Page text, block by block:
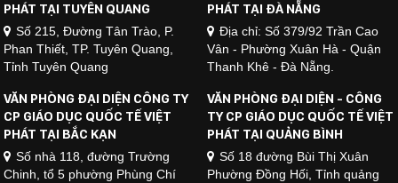
PHÁT TẠI TUYÊN QUANG
Số 215, Đường Tân Trào, P.
Phan Thiết, TP. Tuyên Quang,
Tỉnh Tuyên Quang
PHÁT TẠI ĐÀ NẴNG
Địa chỉ: Số 379/92 Trần Cao
Vân - Phường Xuân Hà - Quận
Thanh Khê - Đà Nẵng.
VĂN PHÒNG ĐẠI DIỆN CÔNG TY
CP GIÁO DỤC QUỐC TẾ VIỆT
PHÁT TẠI BẮC KẠN
Số nhà 118, đường Trường
Chinh, tổ 5 phường Phùng Chí
VĂN PHÒNG ĐẠI DIỆN - CÔNG
TY CP GIÁO DỤC QUỐC TẾ VIỆT
PHÁT TẠI QUẢNG BÌNH
Số 18 đường Bùi Thị Xuân
Phường Đồng Hối, Tỉnh quảng